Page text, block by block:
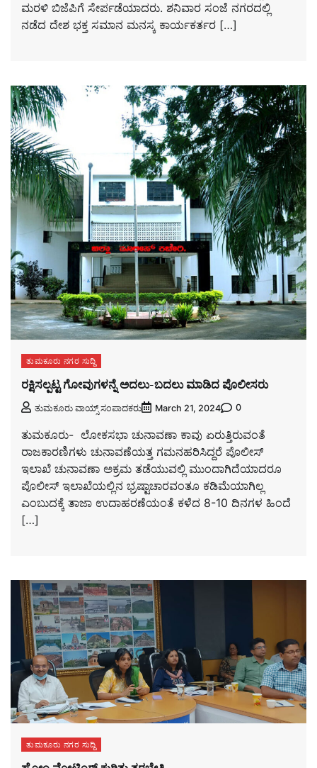
ಮರಳಿ ಬಿಜೆಪಿಗೆ ಸೇರ್ಪಡೆಯಾದರು. ಶನಿವಾರ ಸಂಜೆ ನಗರದಲ್ಲಿ
ನಡೆದ ದೇಶ ಭಕ್ತ ಸಮಾನ ಮನಸ್ಕ ಕಾರ್ಯಕರ್ತರ […]
ತುಮಕೂರು ನಗರ ಸುದ್ದಿ
ರಕ್ಷಿಸಲ್ಪಟ್ಟ ಗೋವುಗಳನ್ನೆ ಅದಲು-ಬದಲು ಮಾಡಿದ ಪೊಲೀಸರು
ತುಮಕೂರು ವಾಯ್ಸ್ ಸಂಪಾದಕರು March 21, 2024 0
ತುಮಕೂರು- ಲೋಕಸಭಾ ಚುನಾವಣಾ ಕಾವು ಏರುತ್ತಿರುವಂತೆ
ರಾಜಕಾರಣಿಗಳು ಚುನಾವಣೆಯತ್ತ ಗಮನಹರಿಸಿದ್ದರೆ ಪೊಲೀಸ್
ಇಲಾಖೆ ಚುನಾವಣಾ ಅಕ್ರಮ ತಡೆಯುವಲ್ಲಿ ಮುಂದಾಗಿದೆಯಾದರೂ
ಪೊಲೀಸ್ ಇಲಾಖೆಯಲ್ಲಿನ ಭ್ರಷ್ಟಾಚಾರವಂತೂ ಕಡಿಮೆಯಾಗಿಲ್ಲ
ಎಂಬುದಕ್ಕೆ ತಾಜಾ ಉದಾಹರಣೆಯಂತೆ ಕಳೆದ 8-10 ದಿನಗಳ ಹಿಂದೆ
[…]
ತುಮಕೂರು ನಗರ ಸುದ್ದಿ